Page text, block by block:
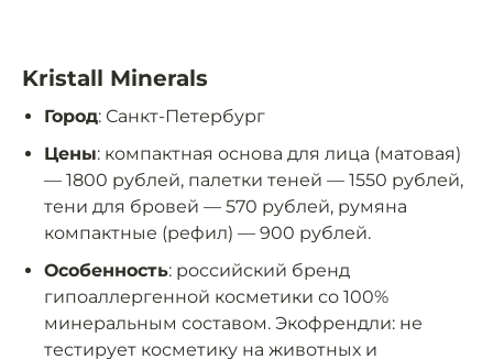
Kristall Minerals
Город: Санкт-Петербург
Цены: компактная основа для лица (матовая)
— 1800 рублей, палетки теней — 1550 рублей,
тени для бровей — 570 рублей, румяна
компактные (рефил) — 900 рублей.
Особенность: российский бренд
гипоаллергенной косметики со 100%
минеральным составом. Экофрендли: не
тестирует косметику на животных и